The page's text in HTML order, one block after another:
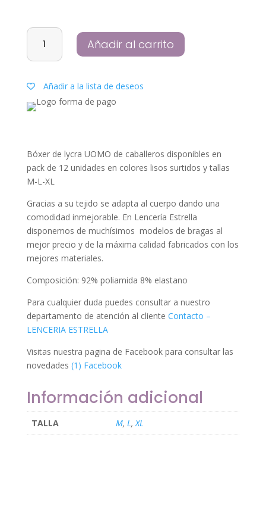
Bóxer
lycra
pack
de
surtidos
tallas
M-
L-
cantidad
Añadir al carrito
Añadir a la lista de deseos
Bóxer de lycra UOMO de caballeros disponibles en
pack de 12 unidades en colores lisos surtidos y tallas
M-L-XL
Gracias a su tejido se adapta al cuerpo dando una
comodidad inmejorable. En Lencería Estrella
disponemos de muchísimos modelos de bragas al
mejor precio y de la máxima calidad fabricados con los
mejores materiales.
Composición: 92% poliamida 8% elastano
Para cualquier duda puedes consultar a nuestro
departamento de atención al cliente Contacto –
LENCERIA ESTRELLA
Visitas nuestra pagina de Facebook para consultar las
novedades (1) Facebook
Información adicional
TALLA M, L,XL